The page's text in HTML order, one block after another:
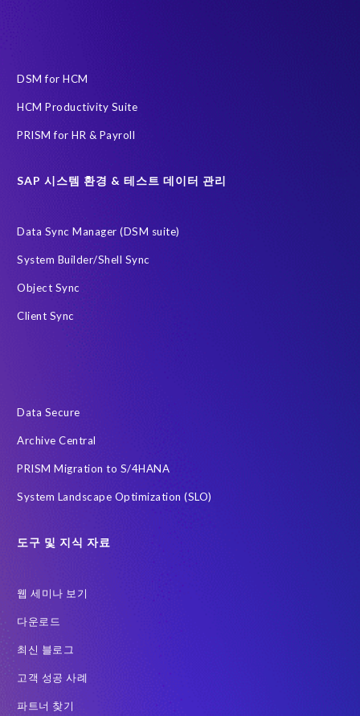
DSM for HCM
HCM Productivity Suite
PRISM for HR & Payroll
SAP 시스템 환경 & 테스트 데이터 관리
Data Sync Manager (DSM suite)
System Builder/Shell Sync
Object Sync
Client Sync
Data Secure
Archive Central
PRISM Migration to S/4HANA
System Landscape Optimization (SLO)
도구 및 지식 자료
웹 세미나 보기
다운로드
최신 블로그
고객 성공 사례
파트너 찾기